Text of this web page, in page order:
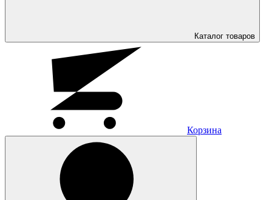
Каталог товаров
Корзина